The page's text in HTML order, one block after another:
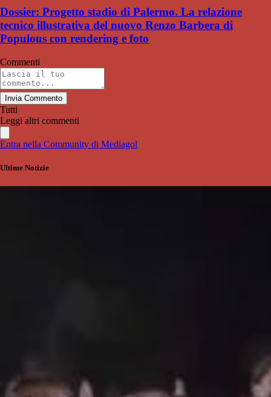
Dossier: Progetto stadio di Palermo. La relazione
tecnico illustrativa del nuovo Renzo Barbera di
Populous con rendering e foto
Commenti
Invia Commento
Tutti
Leggi altri commenti
Entra nella Community di Mediagol
Ultime Notizie